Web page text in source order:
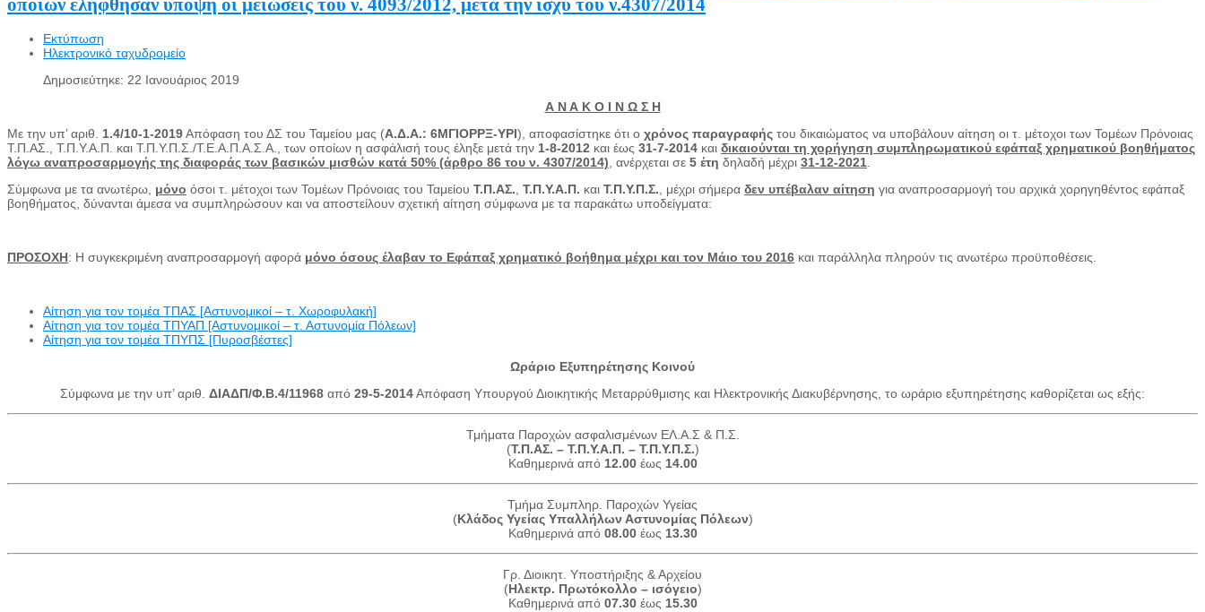
οποίων ελήφθησαν υπόψη οι μειώσεις του ν. 4093/2012, μετά την ισχύ του ν.4307/2014
Εκτύπωση
Ηλεκτρονικό ταχυδρομείο
Δημοσιεύτηκε: 22 Ιανουάριος 2019
Α Ν Α Κ Ο Ι Ν Ω Σ Η
Με την υπ’ αριθ. 1.4/10-1-2019Απόφαση του ΔΣ του Ταμείου μας (Α.Δ.Α.: 6ΜΓΙΟΡΡΞ-ΥΡΙ), αποφασίστηκε ότι ο χρόνος παραγραφής του δικαιώματος να υποβάλουν αίτηση οι τ. μέτοχοι των Τομέων Πρόνοιας
Τ.Π.ΑΣ., Τ.Π.Υ.Α.Π. και Τ.Π.Υ.Π.Σ./Τ.Ε.Α.Π.Α.Σ.Α., των οποίων η ασφάλισή τους έληξε μετά την 1-8-2012 και έως 31-7-2014 και δικαιούνται τη χορήγηση συμπληρωματικού εφάπαξ χρηματικού βοηθήματος
λόγω αναπροσαρμογής της διαφοράς των βασικών μισθών κατά 50% (άρθρο 86 του ν. 4307/2014), ανέρχεται σε 5 έτη δηλαδή μέχρι 31-12-2021.
Σύμφωνα με τα ανωτέρω, μόνο όσοι τ. μέτοχοι των Τομέων Πρόνοιας του Ταμείου Τ.Π.ΑΣ., Τ.Π.Υ.Α.Π. και Τ.Π.Υ.Π.Σ., μέχρι σήμερα δεν υπέβαλαν αίτηση για αναπροσαρμογή του αρχικά χορηγηθέντος εφάπαξ
βοηθήματος, δύνανται άμεσα να συμπληρώσουν και να αποστείλουν σχετική αίτηση σύμφωνα με τα παρακάτω υποδείγματα:
ΠΡΟΣΟΧΗ: Η συγκεκριμένη αναπροσαρμογή αφορά μόνο όσους έλαβαν το Εφάπαξ χρηματικό βοήθημα μέχρι και τον Μάιο του 2016 και παράλληλα πληρούν τις ανωτέρω προϋποθέσεις.
Αίτηση για τον τομέα ΤΠΑΣ [Αστυνομικοί – τ. Χωροφυλακή]
Αίτηση για τον τομέα ΤΠΥΑΠ [Αστυνομικοί – τ. Αστυνομία Πόλεων]
Αίτηση για τον τομέα ΤΠΥΠΣ [Πυροσβέστες]
Ωράριο Εξυπηρέτησης Κοινού
Σύμφωνα με την υπ’ αριθ. ΔΙΑΔΠ/Φ.Β.4/11968 από 29-5-2014Απόφαση Υπουργού Διοικητικής Μεταρρύθμισης και Ηλεκτρονικής Διακυβέρνησης, το ωράριο εξυπηρέτησης καθορίζεται ως εξής:
Τμήματα Παροχών ασφαλισμένων ΕΛ.Α.Σ & Π.Σ.
(Τ.Π.ΑΣ. – Τ.Π.Υ.Α.Π. – Τ.Π.Υ.Π.Σ.)
Καθημερινά από 12.00 έως 14.00
Τμήμα Συμπληρ. Παροχών Υγείας
(Κλάδος Υγείας Υπαλλήλων Αστυνομίας Πόλεων)
Καθημερινά από 08.00έως 13.30
Γρ. Διοικητ. Υποστήριξης & Αρχείου
(Ηλεκτρ. Πρωτόκολλο – ισόγειο)
Καθημερινά από 07.30έως 15.30